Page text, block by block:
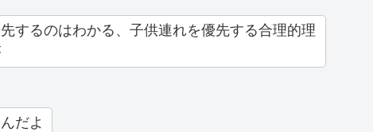
するのはわかる、子供連れを優先する合理的理
だよ